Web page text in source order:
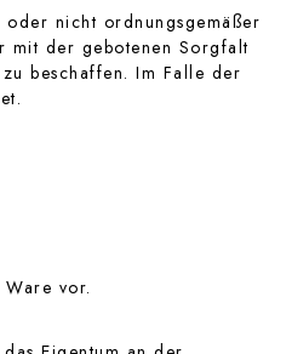
nicht ordnungsgemäßer
mit der gebotenen Sorgfalt
beschaffen. Im Falle der
vor.